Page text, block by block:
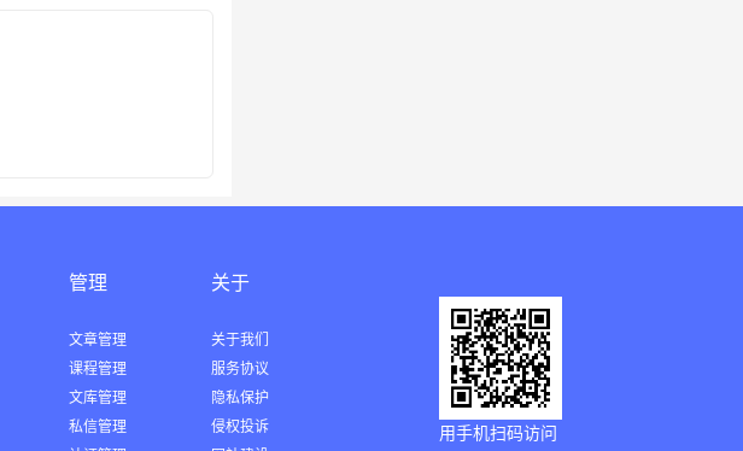
管理
文章管理
课程管理
文库管理
私信管理
关于
关于我们
服务协议
隐私保护
侵权投诉
用手机扫码访问